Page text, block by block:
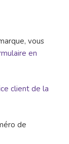
vous
en
client de la
de